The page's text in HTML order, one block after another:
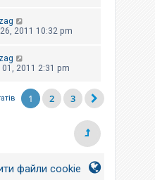
zag
2011 10:32 pm
zag
2011 2:31 pm
1 2 3
файли cookie